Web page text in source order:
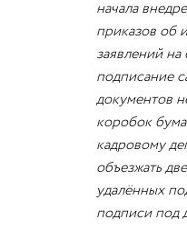
начала
приказов об
заявлений на
подписание
документов
коробок
кадровому
объезжать
удалённых
подписи под